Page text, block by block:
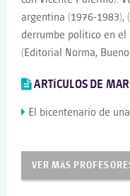
argentina (1976-1983),
derrumbe político en el
(Editorial Norma,
ARTÍCULOS DE
El bicentenario de
VER MÁS